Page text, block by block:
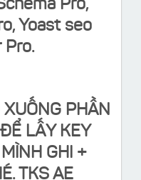
Pro,
Yoast seo
Pro.
XUỐNG PHẦN
LẤY KEY
GHI +
TKS AE